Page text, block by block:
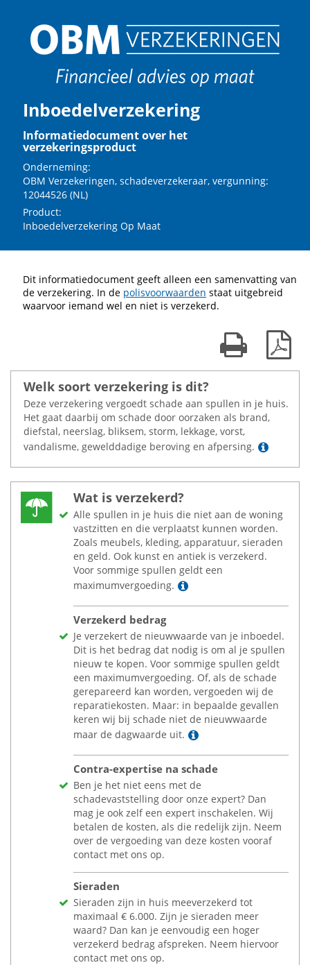
Inboedelverzekering
Informatiedocument over het
verzekeringsproduct
Onderneming:
OBM Verzekeringen, schadeverzekeraar, vergunning:
12044526 (NL)
Product:
Inboedelverzekering Op Maat
Dit informatiedocument geeft alleen een samenvatting van
de verzekering. In de polisvoorwaarden staat uitgebreid
waarvoor iemand wel en niet is verzekerd.
Print kaart
Welk soort verzekering is dit?
Deze verzekering vergoedt schade aan spullen in je huis.
Het gaat daarbij om schade door oorzaken als brand,
diefstal, neerslag, bliksem, storm, lekkage, vorst,
vandalisme, gewelddadige beroving en afpersing.
Lees
Wat is verzekerd?
Alle spullen in je huis die niet aan de woning
vastzitten en die verplaatst kunnen worden.
Zoals meubels, kleding, apparatuur, sieraden
en geld. Ook kunst en antiek is verzekerd.
Voor sommige spullen geldt een
maximumvergoeding.
Lees meer
Verzekerd bedrag
Je verzekert de nieuwwaarde van je inboedel.
Dit is het bedrag dat nodig is om al je spullen
nieuw te kopen. Voor sommige spullen geldt
een maximumvergoeding. Of, als de schade
gerepareerd kan worden, vergoeden wij de
reparatiekosten. Maar: in bepaalde gevallen
keren wij bij schade niet de nieuwwaarde
maar de dagwaarde uit.
Lees meer
Contra-expertise na schade
Ben je het niet eens met de
schadevaststelling door onze expert? Dan
mag je ook zelf een expert inschakelen. Wij
betalen de kosten, als die redelijk zijn. Neem
over de vergoeding van deze kosten vooraf
contact met ons op.
Sieraden
Sieraden zijn in huis meeverzekerd tot
maximaal € 6.000. Zijn je sieraden meer
waard? Dan kan je eenvoudig een hoger
verzekerd bedrag afspreken. Neem hiervoor
contact met ons op.